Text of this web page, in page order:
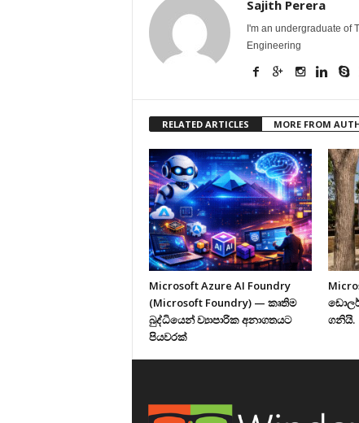
Sajith Perera
I'm an undergraduate of
Engineering
RELATED ARTICLES MORE FROM
Microsoft Azure AI Foundry
(Microsoft Foundry) — කෘතිම
බුද්ධියෙන් ව්‍යාපාරික අනාගතයට
පියවරක්
ඩොලර්
ගනියි.